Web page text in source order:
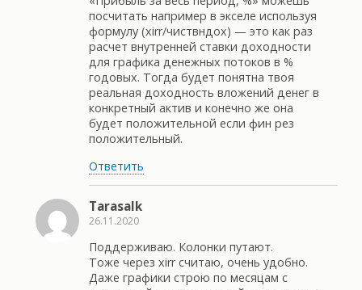
посчитать например в экселе используя
формулу (xirr/чиствндох) — это как раз
расчет внутренней ставки доходности
для графика денежных потоков в %
годовых. Тогда будет понятна твоя
реальная доходность вложений денег в
конкретный актив и конечно же она
будет положительной если фин рез
положительный.
Ответить
Tarasalk
26.11.2020
Поддерживаю. Колонки путают.
Тоже через xirr считаю, очень удобно.
Даже графики строю по месяцам с